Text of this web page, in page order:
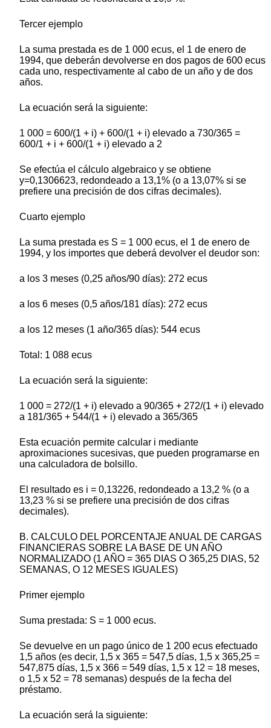
Tercer ejemplo
La suma prestada es de 1 000 ecus, el 1 de enero de
1994, que deberán devolverse en dos pagos de 600 ecus
cada uno, respectivamente al cabo de un año y de dos
años.
La ecuación será la siguiente:
1 000 = 600/(1 + i) + 600/(1 + i) elevado a 730/365 =
600/1 + i + 600/(1 + i) elevado a 2
Se efectúa el cálculo algebraico y se obtiene
y=0,1306623, redondeado a 13,1% (o a 13,07% si se
prefiere una precisión de dos cifras decimales).
Cuarto ejemplo
La suma prestada es S = 1 000 ecus, el 1 de enero de
1994, y los importes que deberá devolver el deudor son:
a los 3 meses (0,25 años/90 días): 272 ecus
a los 6 meses (0,5 años/181 días): 272 ecus
a los 12 meses (1 año/365 días): 544 ecus
Total: 1 088 ecus
La ecuación será la siguiente:
1 000 = 272/(1 + i) elevado a 90/365 + 272/(1 + i) elevado
a 181/365 + 544/(1 + i) elevado a 365/365
Esta ecuación permite calcular i mediante
aproximaciones sucesivas, que pueden programarse en
una calculadora de bolsillo.
El resultado es i = 0,13226, redondeado a 13,2 % (o a
13,23 % si se prefiere una precisión de dos cifras
decimales).
B. CALCULO DEL PORCENTAJE ANUAL DE CARGAS
FINANCIERAS SOBRE LA BASE DE UN AÑO
NORMALIZADO (1 AÑO = 365 DIAS O 365,25 DIAS, 52
SEMANAS, O 12 MESES IGUALES)
Primer ejemplo
Suma prestada: S = 1 000 ecus.
Se devuelve en un pago único de 1 200 ecus efectuado
1,5 años (es decir, 1,5 x 365 = 547,5 días, 1,5 x 365,25 =
547,875 días, 1,5 x 366 = 549 días, 1,5 x 12 = 18 meses,
o 1,5 x 52 = 78 semanas) después de la fecha del
préstamo.
La ecuación será la siguiente: